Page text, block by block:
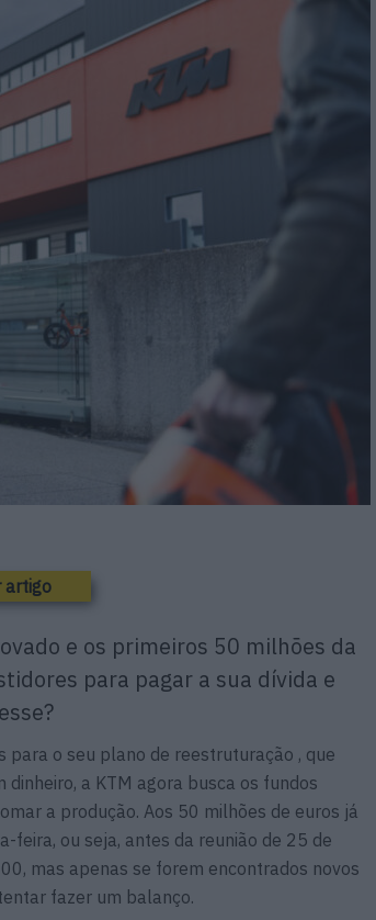
artigo
e os primeiros 50 milhões da
para pagar a sua dívida e
para o seu plano de reestruturação , que
a KTM agora busca os fundos
a produção. Aos 50 milhões de euros já
feira, ou seja, antes da reunião de 25 de
mas apenas se forem encontrados novos
fazer um balanço.